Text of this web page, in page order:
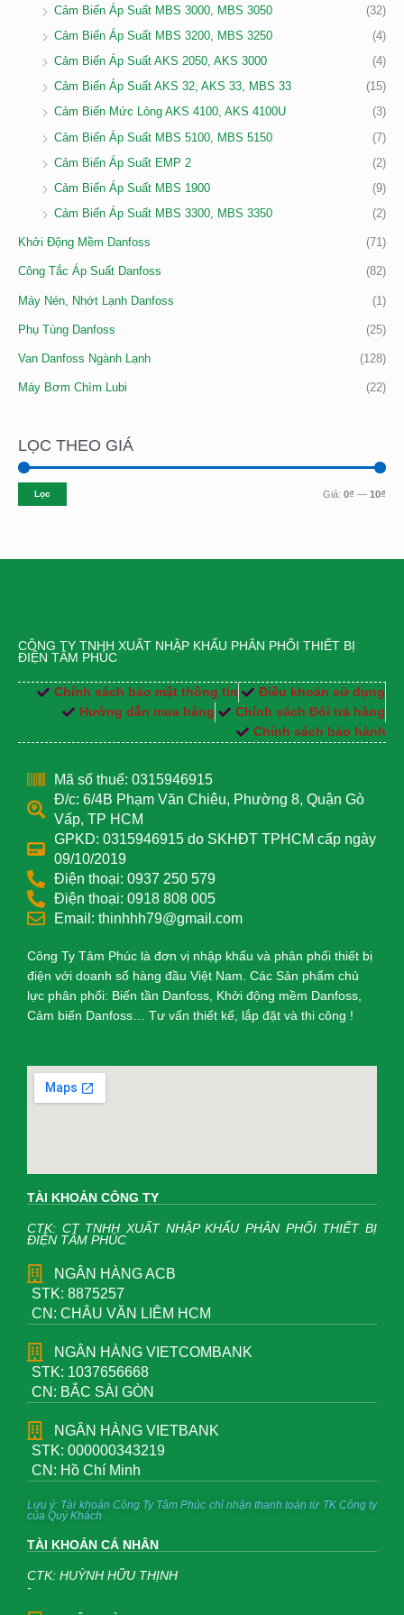
Cảm Biến Áp Suất MBS 3000, MBS 3050
(32)
Cảm Biến Áp Suất MBS 3200, MBS 3250
(4)
Cảm Biến Áp Suất AKS 2050, AKS 3000
(4)
Cảm Biến Áp Suất AKS 32, AKS 33, MBS 33
(15)
Cảm Biến Mức Lỏng AKS 4100, AKS 4100U
(3)
Cảm Biến Áp Suất MBS 5100, MBS 5150
(7)
Cảm Biến Áp Suất EMP 2
(2)
Cảm Biến Áp Suất MBS 1900
(9)
Cảm Biến Áp Suất MBS 3300, MBS 3350
(2)
Khởi Động Mềm Danfoss (71)
Công Tắc Áp Suất Danfoss (82)
Máy Nén, Nhớt Lạnh Danfoss (1)
Phụ Tùng Danfoss (25)
Van Danfoss Ngành Lạnh (128)
Máy Bơm Chìm Lubi (22)
LỌC THEO GIÁ
Lọc Giá: 0₫ — 10₫
CÔNG TY TNHH XUẤT NHẬP KHẨU PHÂN PHỐI THIẾT BỊ
ĐIỆN TÂM PHÚC
Chính sách bảo mật thông tin
Điều khoản sử dụng
Hướng dẫn mua hàng
Chính sách Đổi trả hàng
Chính sách bảo hành
Mã số thuế: 0315946915
Đ/c: 6/4B Phạm Văn Chiêu, Phường 8, Quận Gò
Vấp, TP HCM
GPKD: 0315946915 do SKHĐT TPHCM cấp ngày
09/10/2019
Điện thoại: 0937 250 579
Điện thoại: 0918 808 005
Email: thinhhh79@gmail.com
Công Ty Tâm Phúc là đơn vị nhập khẩu và phân phối thiết bị
điện với doanh số hàng đầu Việt Nam. Các Sản phẩm chủ
lực phân phối: Biến tần Danfoss, Khởi động mềm Danfoss,
Cảm biến Danfoss… Tư vấn thiết kế, lắp đặt và thi công !
TÀI KHOẢN CÔNG TY
CTK: CT TNHH XUẤT NHẬP KHẨU PHÂN PHỐI THIẾT BỊ
ĐIỆN TÂM PHÚC
NGÂN HÀNG ACB
STK: 8875257
CN: CHÂU VĂN LIÊM HCM
NGÂN HÀNG VIETCOMBANK
STK: 1037656668
CN: BẮC SÀI GÒN
NGÂN HÀNG VIETBANK
STK: 000000343219
CN: Hồ Chí Minh
Lưu ý: Tài khoản Công Ty Tâm Phúc chỉ nhận thanh toán từ TK Công ty
của Quý Khách
TÀI KHOẢN CÁ NHÂN
CTK: HUỲNH HỮU THỊNH
-